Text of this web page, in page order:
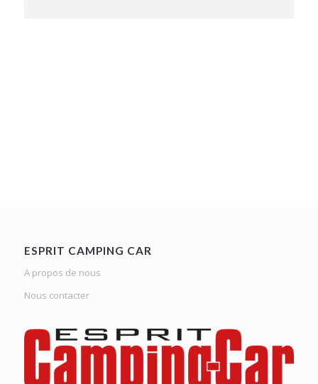
ESPRIT CAMPING CAR
A propos de nous
Nous contacter